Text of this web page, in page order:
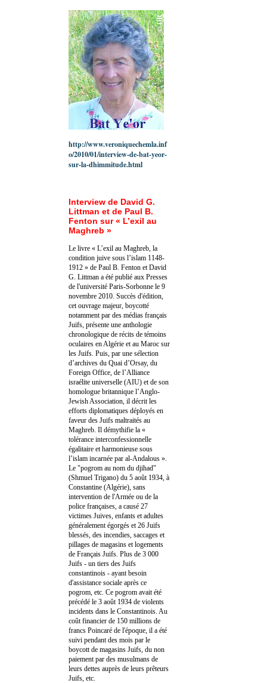
http://www.veroniquechemla.inf
o/2010/01/interview-de-bat-yeor-
sur-la-dhimmitude.html
Interview de David G.
Littman et de Paul B.
Fenton sur « L’exil au
Maghreb »
Le livre « L’exil au Maghreb, la
condition juive sous l’islam 1148-
1912 » de Paul B. Fenton et David
G. Littman a été publié aux Presses
de l'université Paris-Sorbonne le 9
novembre 2010. Succès d'édition,
cet ouvrage majeur, boycotté
notamment par des médias français
Juifs, présente une anthologie
chronologique de récits de témoins
oculaires en Algérie et au Maroc sur
les Juifs. Puis, par une sélection
d’archives du Quai d’Orsay, du
Foreign Office, de l’Alliance
israélite universelle (AIU) et de son
homologue britannique l’Anglo-
Jewish Association, il décrit les
efforts diplomatiques déployés en
faveur des Juifs maltraités au
Maghreb. Il démythifie la «
tolérance interconfessionnelle
égalitaire et harmonieuse sous
l’islam incarnée par al-Andalous ».
Le "pogrom au nom du djihad"
(Shmuel Trigano) du 5 août 1934, à
Constantine (Algérie), sans
intervention de l'Armée ou de la
police françaises, a causé 27
victimes Juives, enfants et adultes
généralement égorgés et 26 Juifs
blessés, des incendies, saccages et
pillages de magasins et logements
de Français Juifs. Plus de 3 000
Juifs - un tiers des Juifs
constantinois - ayant besoin
d'assistance sociale après ce
pogrom, etc. Ce pogrom avait été
précédé le 3 août 1934 de violents
incidents dans le Constantinois. Au
coût financier de 150 millions de
francs Poincaré de l'époque, il a été
suivi pendant des mois par le
boycott de magasins Juifs, du non
paiement par des musulmans de
leurs dettes auprès de leurs prêteurs
Juifs, etc.